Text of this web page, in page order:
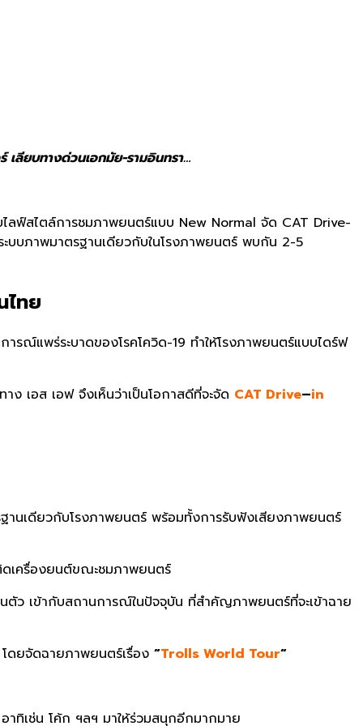
ลียบทางด่วนเอกมัย-รามอินทรา…
ลฟ์สไตล์การชมภาพยนตร์แบบ New Normal จัด CAT Drive-
บบภาพมาตรฐานเดียวกับในโรงภาพยนตร์ พบกัน 2-5
ไทย
ารณ์แพร่ระบาดของโรคโควิด-19 ทำให้โรงภาพยนตร์แบบไดร์ฟ
ง เอส เอฟ จึงเห็นว่าเป็นโอกาสดีที่จะจัด CAT Drive–in
านเดียวกับโรงภาพยนตร์ พร้อมทั้งการรับฟังเสียงภาพยนตร์
ดเครื่องยนต์ขณะชมภาพยนตร์
ตัว เข้ากับสถานการณ์ในปัจจุบัน ที่สำคัญภาพยนตร์ที่จะเข้าฉาย
ดยจัดฉายภาพยนตร์เรื่อง “Trolls World Tour“
ทิเช่น โค้ก ฯลฯ มาให้ร่วมสนุกอีกมากมาย